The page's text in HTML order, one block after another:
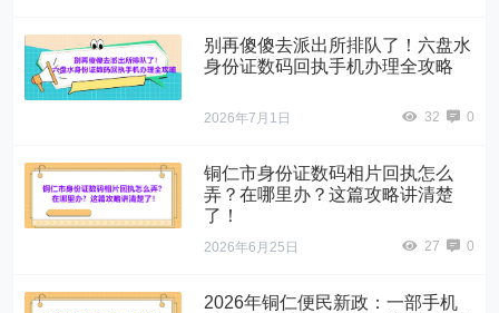
别再傻傻去派出所排队了！六盘水
身份证数码回执手机办理全攻略
2026年7月1日 32 0
铜仁市身份证数码相片回执怎么
弄？在哪里办？这篇攻略讲清楚
了！
2026年6月25日 27 0
2026年铜仁便民新政：一部手机